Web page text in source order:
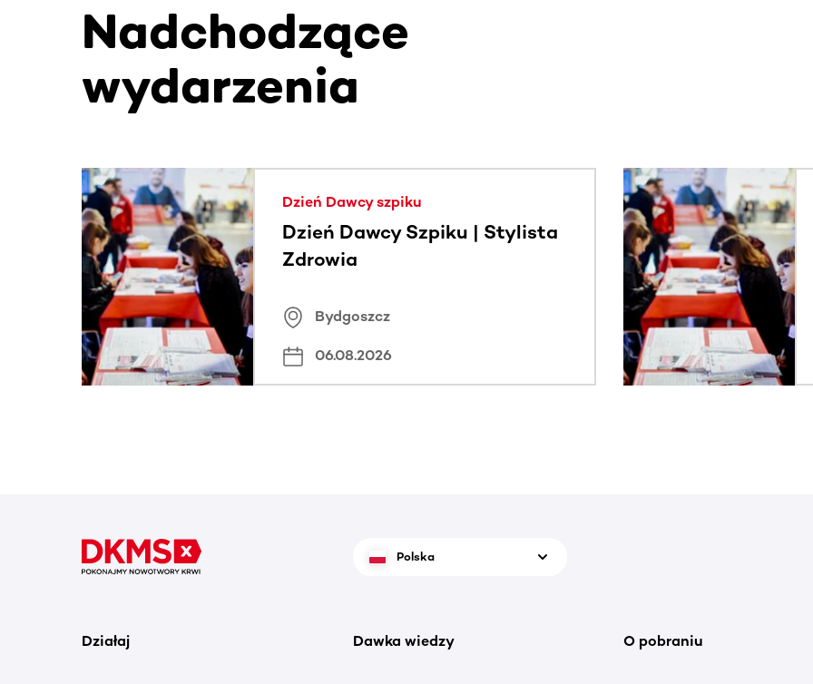
Nadchodzące
wydarzenia
Ta sekcja zawiera treści przewijane w poziomie. Użyj klawisza Tab lub przesuń palcem, aby zobaczyć
Dzień Dawcy szpiku
Dzień Dawcy Szpiku | Stylista
Zdrowia
Bydgoszcz
06.08.2026
Polska
Działaj Dawka wiedzy O pobraniu